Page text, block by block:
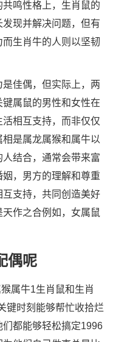
鸣性格上，生肖鼠的
现并解决问题，但有
生肖牛的人则以坚韧
佳偶，但实际上，两
属鼠的男性和女性在
相互支持，而非仅仅
是属龙属猴和属牛以
结合，通常会带来富
，男方的理解和尊重
支持，共同创造美好
作之合例如，女属鼠
偶呢
属牛1生肖鼠和生肖
键时刻能够帮忙收拾烂
都能够轻松搞定1996